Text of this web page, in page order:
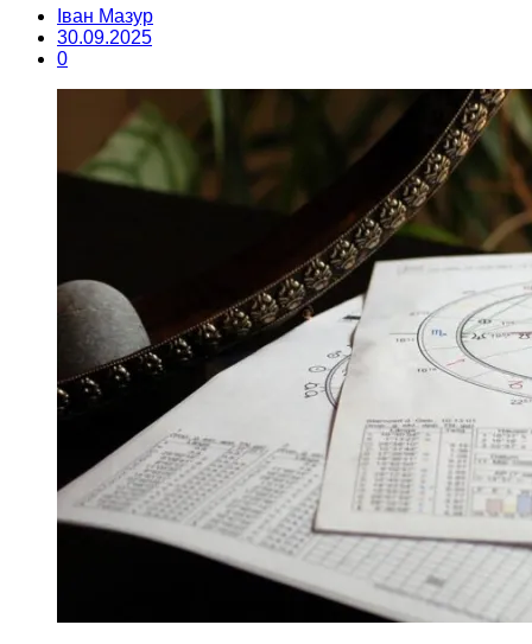
Іван Мазур
30.09.2025
0